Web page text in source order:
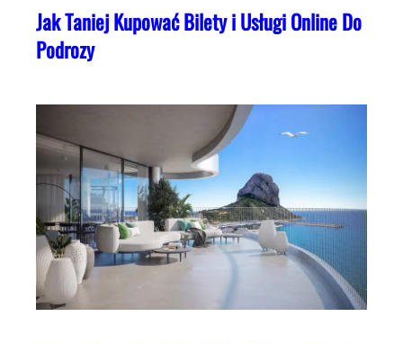
Jak Taniej Kupować Bilety i Usługi Online Do
Podrozy